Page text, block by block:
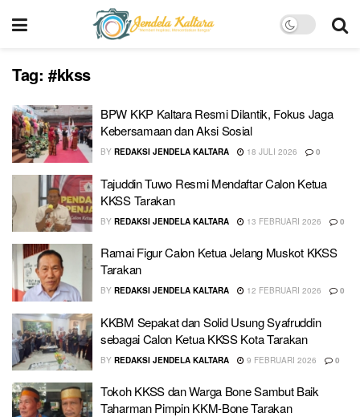
Tag: #kkss
BPW KKP Kaltara Resmi Dilantik, Fokus Jaga
Kebersamaan dan Aksi Sosial
BY REDAKSI JENDELA KALTARA 18 JULI 2026 0
Tajuddin Tuwo Resmi Mendaftar Calon Ketua
KKSS Tarakan
BY REDAKSI JENDELA KALTARA 13 FEBRUARI 2026 0
Ramai Figur Calon Ketua Jelang Muskot KKSS
Tarakan
BY REDAKSI JENDELA KALTARA 12 FEBRUARI 2026 0
KKBM Sepakat dan Solid Usung Syafruddin
sebagai Calon Ketua KKSS Kota Tarakan
BY REDAKSI JENDELA KALTARA 9 FEBRUARI 2026 0
Tokoh KKSS dan Warga Bone Sambut Baik
Taharman Pimpin KKM-Bone Tarakan